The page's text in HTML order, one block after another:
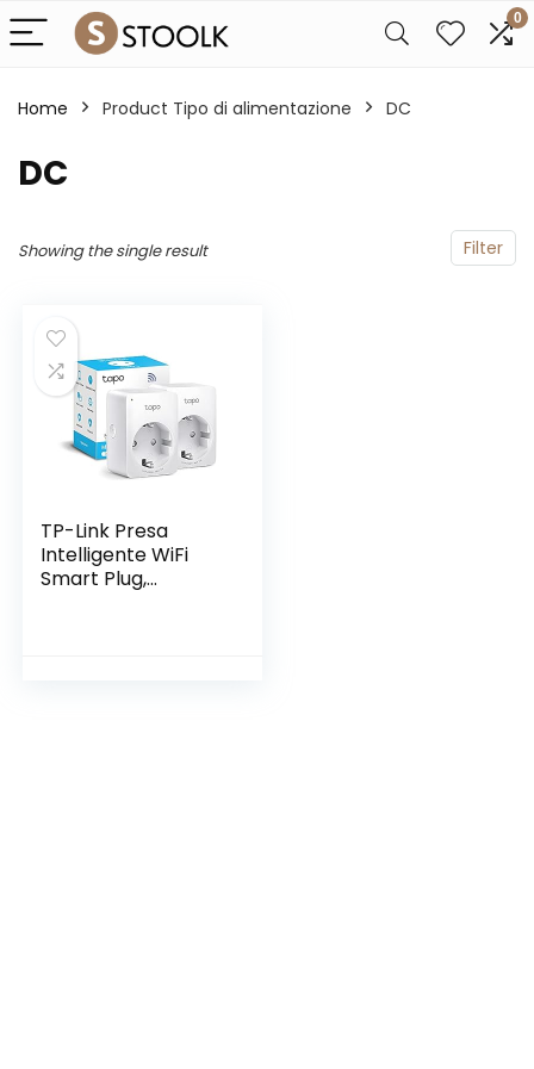
0
Home Product Tipo di alimentazione ‎DC
‎DC
Filter
Showing the single result
TP-Link Presa
Intelligente WiFi
Smart Plug,